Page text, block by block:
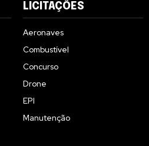
LICITAÇÕES
Aeronaves
Combustível
Concurso
Drone
EPI
Manutenção